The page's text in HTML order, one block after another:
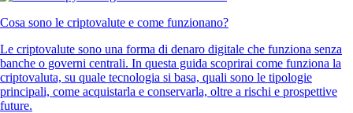
Cosa sono le criptovalute e come funzionano?
Le criptovalute sono una forma di denaro digitale che funziona senza
banche o governi centrali. In questa guida scoprirai come funziona la
criptovaluta, su quale tecnologia si basa, quali sono le tipologie
principali, come acquistarla e conservarla, oltre a rischi e prospettive
future.